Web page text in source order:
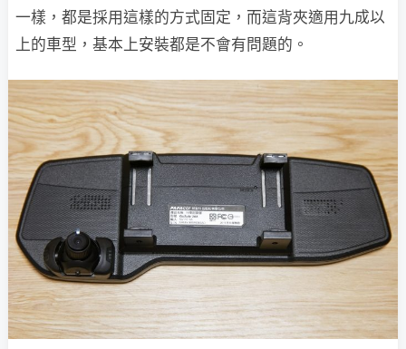
一樣，都是採用這樣的方式固定，而這背夾適用九成以
上的車型，基本上安裝都是不會有問題的。